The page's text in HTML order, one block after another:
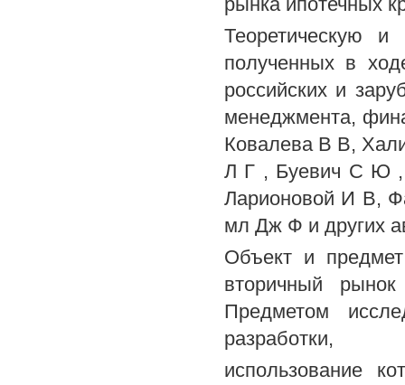
Теоретическую и
полученных в
российских и
менеджмента,
Ковалева В В,
Л Г , Буевич С Ю ,
Ларионовой И В,
мл Дж Ф и других
Объект и
вторичный
Предметом
разработки,
использование